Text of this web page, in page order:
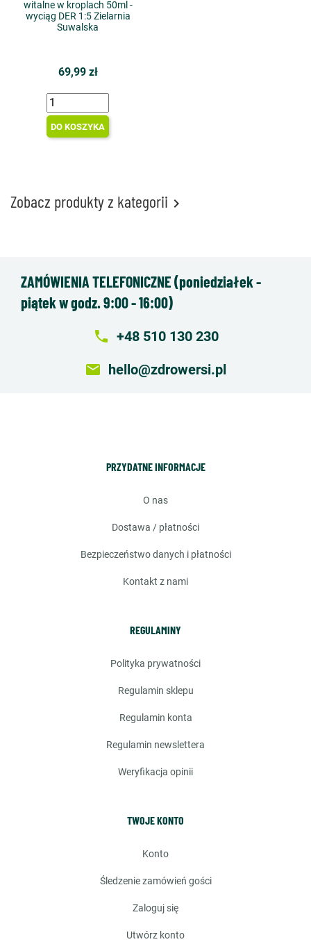
witalne w kroplach 50ml -
wyciąg DER 1:5 Zielarnia
Suwalska
69,99 zł
DO KOSZYKA
Zobacz produkty z kategorii 
ZAMÓWIENIA TELEFONICZNE (poniedziałek -
piątek w godz. 9:00 - 16:00)
local_phone +48 510 130 230
email hello@zdrowersi.pl
PRZYDATNE INFORMACJE
o nas
dostawa / płatności
bezpieczeństwo danych i płatności
kontakt z nami
REGULAMINY
polityka prywatności
regulamin sklepu
regulamin konta
regulamin newslettera
weryfikacja opinii
TWOJE KONTO
konto
śledzenie zamówień gości
zaloguj się
utwórz konto